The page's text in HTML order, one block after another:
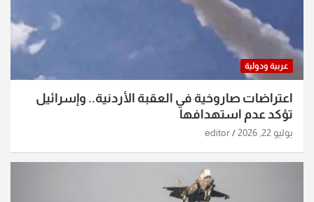
عربية ودولية
اعتراضات صاروخية في العقبة الأردنية.. وإسرائيل
تؤكد عدم استهدافها
يوليو 22, 2026 editor